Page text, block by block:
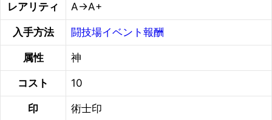
レアリティ A→A+
入手方法 闘技場イベント報酬
属性 神
コスト 10
印 術士印